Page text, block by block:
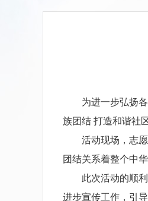
为进一步弘扬各
族团结 打造和谐社
活动现场，志愿
团结关系着整个中
此次活动的顺利
进步宣传工作，引